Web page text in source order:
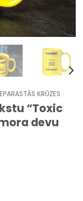
KRŪZES
“Toxic
devu